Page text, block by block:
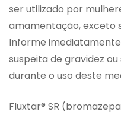
ser utilizado por
amamentação, exceto
Informe
suspeita de gravidez
durante o uso deste
Fluxtar® SR